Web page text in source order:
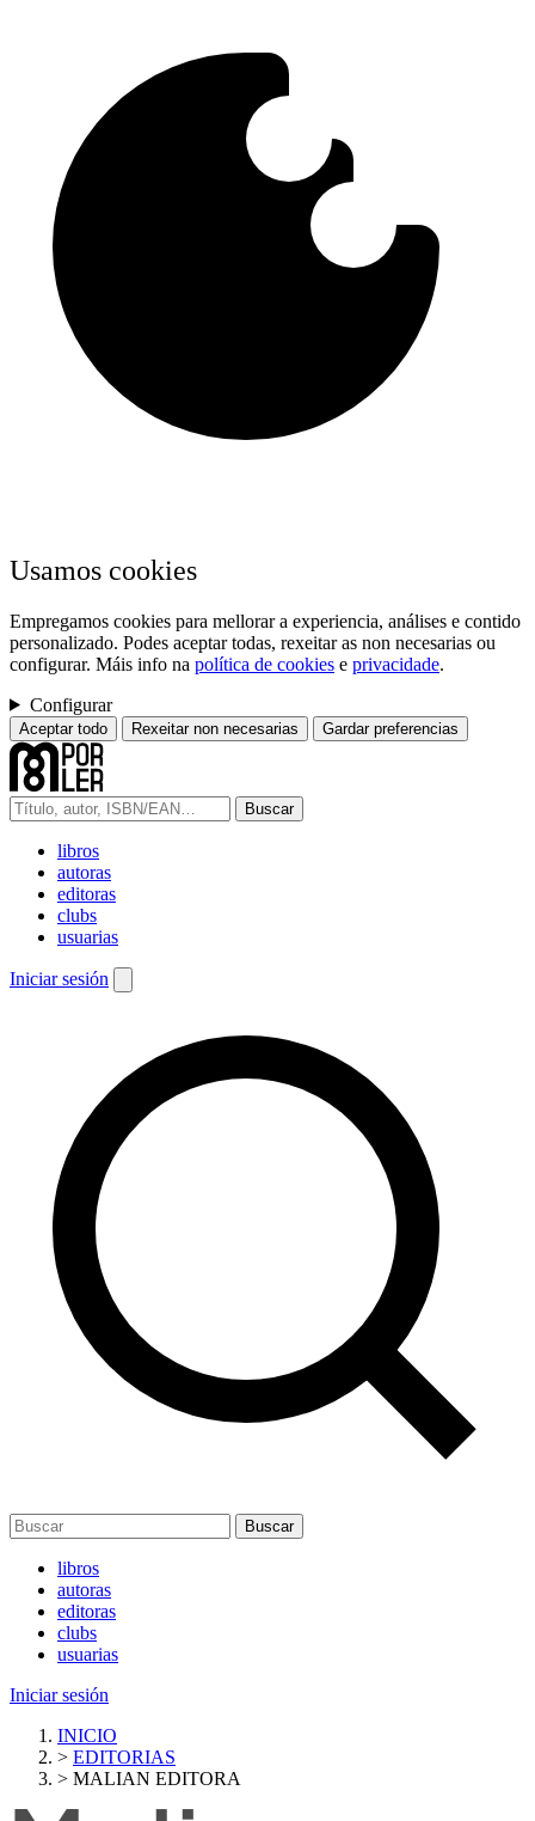
Usamos cookies
Empregamos cookies para mellorar a experiencia, análises e contido
personalizado. Podes aceptar todas, rexeitar as non necesarias ou
configurar. Máis info na política de cookies e privacidade.
Configurar
Aceptar todo Rexeitar non necesarias Gardar preferencias
Buscar
libros
autoras
editoras
clubs
usuarias
Iniciar sesión
Buscar
libros
autoras
editoras
clubs
usuarias
Iniciar sesión
INICIO
> EDITORIAS
> MALIAN EDITORA